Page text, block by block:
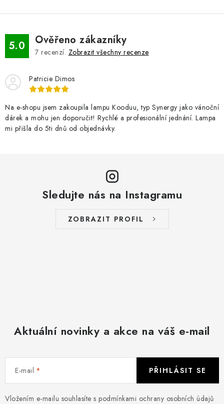
5.0 Ověřeno zákazníky
7 recenzí. Zobrazit všechny recenze
Patricie Dimos
Na e-shopu jsem zakoupila lampu Kooduu, typ Synergy jako vánoční
dárek a mohu jen doporučit! Rychlé a profesionální jednání. Lampa
mi přišla do 5ti dnů od objednávky.
Sledujte nás na Instagramu
ZOBRAZIT PROFIL
Aktuální novinky a akce na váš e-mail
E-mail
Vložením e-mailu souhlasíte s podmínkami ochrany osobních údajů
PŘIHLÁSIT SE